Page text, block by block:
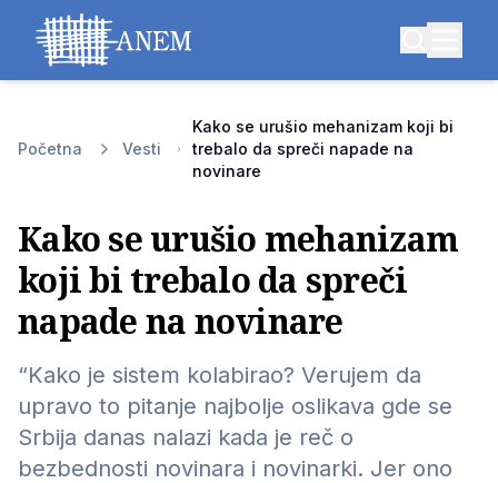
Početna Vesti
Kako se urušio mehanizam koji bi
trebalo da spreči napade na
novinare
Kako se urušio mehanizam
koji bi trebalo da spreči
napade na novinare
“Kako je sistem kolabirao? Verujem da
upravo to pitanje najbolje oslikava gde se
Srbija danas nalazi kada je reč o
bezbednosti novinara i novinarki. Jer ono